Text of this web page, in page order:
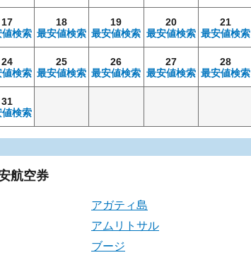
17
値検索
18
最安値検索
19
最安値検索
20
最安値検索
21
最安値検索
24
値検索
25
最安値検索
26
最安値検索
27
最安値検索
28
最安値検索
31
値検索
航空券
アガティ島
アムリトサル
ブージ